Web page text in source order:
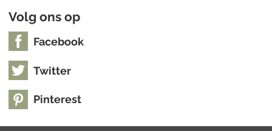
Volg ons op
Facebook
Twitter
Pinterest